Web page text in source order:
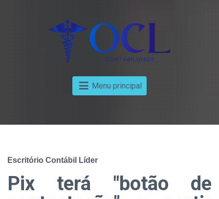
Menu principal
Escritório Contábil Líder
Pix terá "botão de